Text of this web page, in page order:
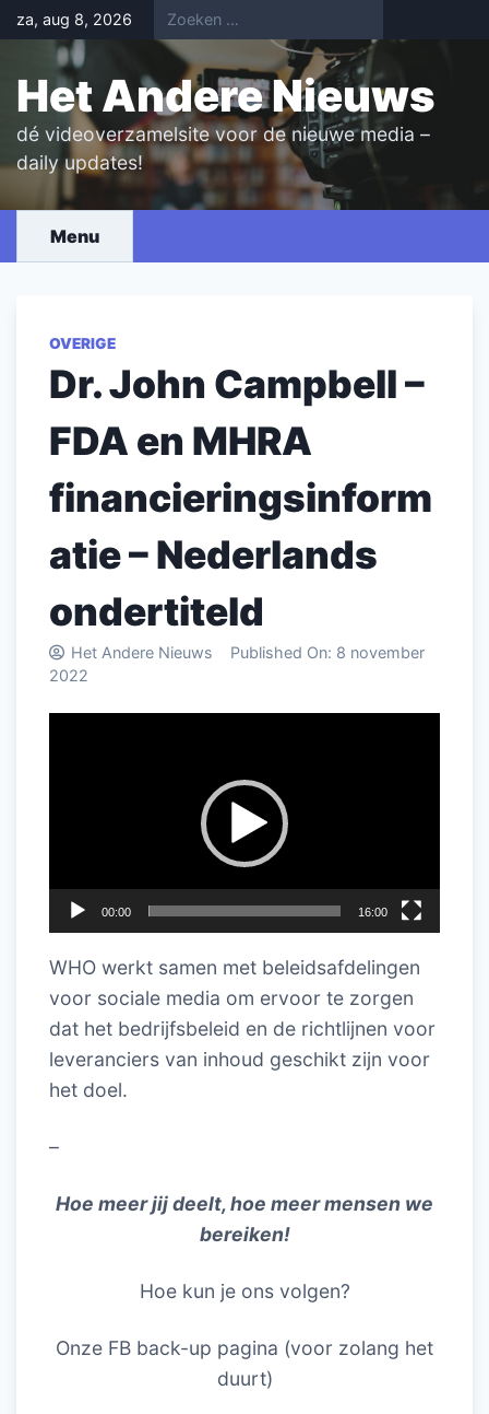
Skip
to
content
za, aug 8, 2026
Het Andere Nieuws
dé videoverzamelsite voor de nieuwe media –
daily updates!
Menu
OVERIGE
Dr. John Campbell –
FDA en MHRA
financieringsinform
atie – Nederlands
ondertiteld
Het Andere Nieuws Published On: 8 november
2022
00:00 16:00
WHO werkt samen met beleidsafdelingen
voor sociale media om ervoor te zorgen
dat het bedrijfsbeleid en de richtlijnen voor
leveranciers van inhoud geschikt zijn voor
het doel.
–
Hoe meer jij deelt, hoe meer mensen we
bereiken!
Hoe kun je ons volgen?
Onze FB back-up pagina (voor zolang het
duurt)